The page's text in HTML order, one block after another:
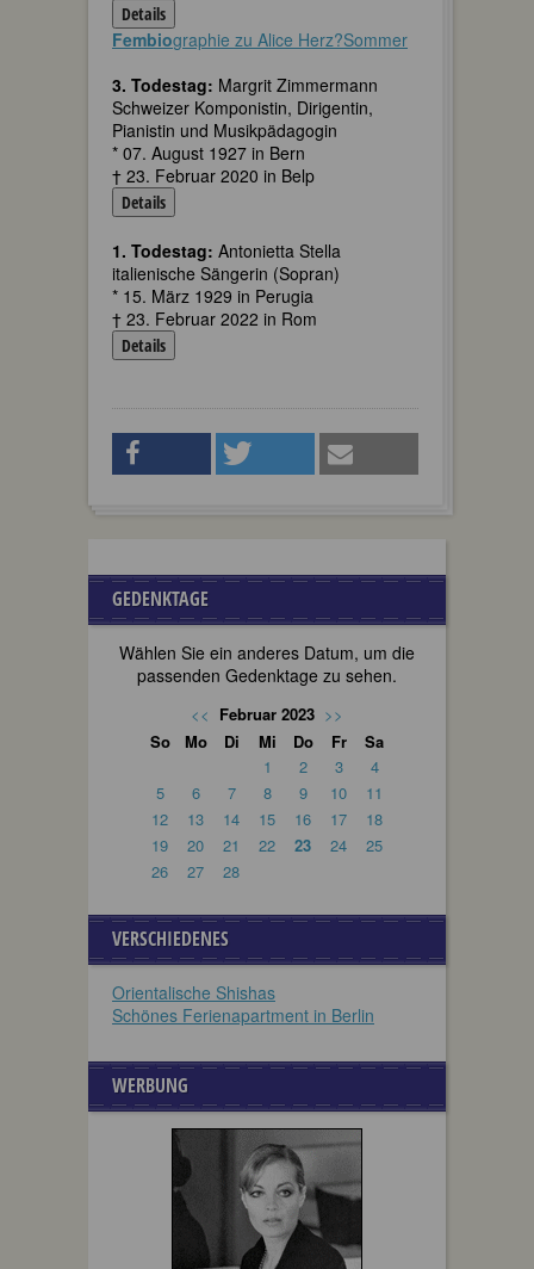
Details
Fembiographie zu Alice Herz?Sommer
3. Todestag: Margrit Zimmermann
Schweizer Komponistin, Dirigentin,
Pianistin und Musikpädagogin
* 07. August 1927 in Bern
† 23. Februar 2020 in Belp
Details
1. Todestag: Antonietta Stella
italienische Sängerin (Sopran)
* 15. März 1929 in Perugia
† 23. Februar 2022 in Rom
Details
GEDENKTAGE
Wählen Sie ein anderes Datum, um die
passenden Gedenktage zu sehen.
<< Februar 2023 >>
So
Mo Di Mi Do Fr
Sa
1
2 3
4
5
6 7 8 9 10
11
12
13 14 15 16 17
18
19
20 21 22 23 24
25
26
27 28
VERSCHIEDENES
Orientalische Shishas
Schönes Ferienapartment in Berlin
WERBUNG